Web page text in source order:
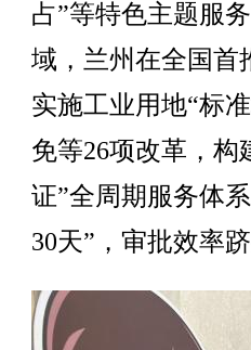
占”等特色主题服
域，兰州在全国首
实施工业用地“标
免等26项改革，
证”全周期服务体
30天”，审批效率